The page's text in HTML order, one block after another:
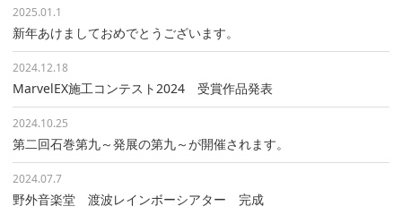
2025.01.1
新年あけましておめでとうございます。
2024.12.18
MarvelEX施工コンテスト2024 受賞作品発表
2024.10.25
第二回石巻第九～発展の第九～が開催されます。
2024.07.7
野外音楽堂 渡波レインボーシアター 完成